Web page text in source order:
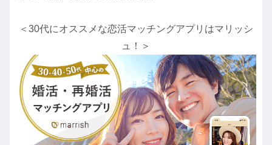
＜30代にオススメな恋活マッチングアプリはマリッシ
ュ！＞